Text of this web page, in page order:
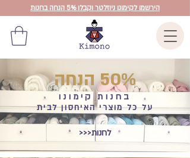
הירשמו לקימונו ניוזלטר וקבלו 5% הנחה בחנות
50% הנחה
בחנות קימונו
על כל מוצרי האיחסון לבית
>>>לחנות